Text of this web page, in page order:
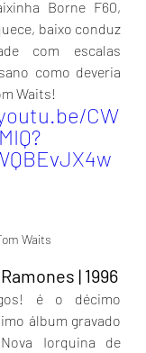
Borne F60,
baixo conduz
com escalas
como deveria
Waits!
CW
Waits
| 1996
é o décimo
álbum gravado
Iorquina de